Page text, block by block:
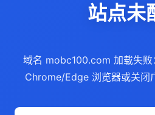
站点未
域名 mobc100.com 加载失败
Chrome/Edge 浏览器或关闭